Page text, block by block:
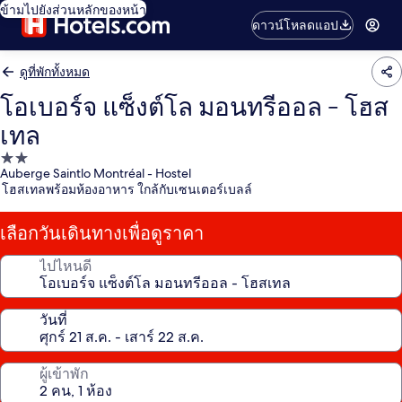
ข้ามไปยังส่วนหลักของหน้า
ดาวน์โหลดแอป
ดูที่พักทั้งหมด
โอเบอร์จ แซ็งต์โล มอนทรีออล - โฮส
เทล
ที่พัก
2.0
Auberge Saintlo Montréal - Hostel
โฮสเทลพร้อมห้องอาหาร ใกล้กับเซนเตอร์เบลล์
เลือกวันเดินทางเพื่อดูราคา
ไปไหนดี
วันที่
ผู้เข้าพัก